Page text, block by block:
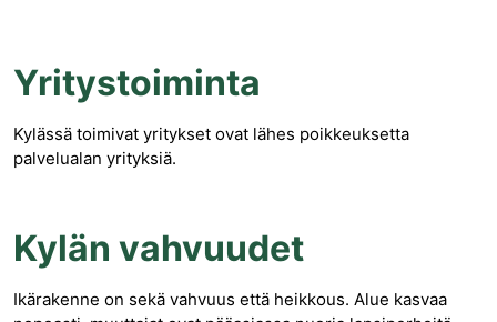
Yritystoiminta
Kylässä toimivat yritykset ovat lähes poikkeuksetta
palvelualan yrityksiä.
Kylän vahvuudet
Ikärakenne on sekä vahvuus että heikkous. Alue kasvaa